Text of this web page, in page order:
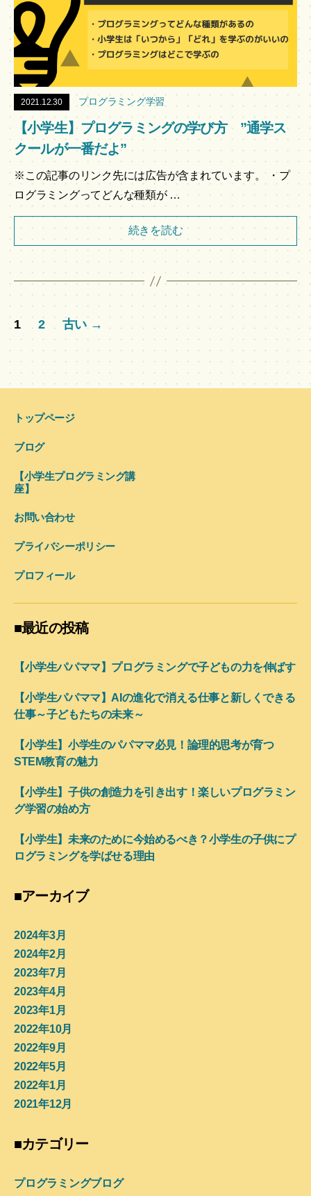
2021.12.30 プログラミング学習
【小学生】プログラミングの学び方 ”通学ス
クールが一番だよ”
※この記事のリンク先には広告が含まれています。 ・プ
ログラミングってどんな種類が …
続きを読む
投
稿
の
ペ
送
り
1 2 古い →
トップページ
ブログ
【小学生プログラミング講
座】
お問い合わせ
プライバシーポリシー
プロフィール
■最近の投稿
【小学生パパママ】プログラミングで子どもの力を伸ばす
【小学生パパママ】AIの進化で消える仕事と新しくできる
仕事～子どもたちの未来～
【小学生】小学生のパパママ必見！論理的思考が育つ
STEM教育の魅力
【小学生】子供の創造力を引き出す！楽しいプログラミン
グ学習の始め方
【小学生】未来のために今始めるべき？小学生の子供にプ
ログラミングを学ばせる理由
■アーカイブ
2024年3月
2024年2月
2023年7月
2023年4月
2023年1月
2022年10月
2022年9月
2022年5月
2022年1月
2021年12月
■カテゴリー
プログラミングブログ